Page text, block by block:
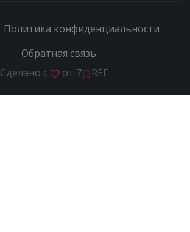
Политика конфиденциальности
Обратная связь
Сделано с
от 7 REF